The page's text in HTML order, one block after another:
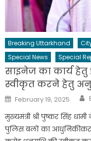
Breaking Uttarkhand
Special News
Special
साइनेज का कार्य हेतु
स्वीकृत करने हेतु
Posted
on
February 19, 2025
मुख्यमंत्री श्री पुष्कर सिंह
पुलिस बलों का